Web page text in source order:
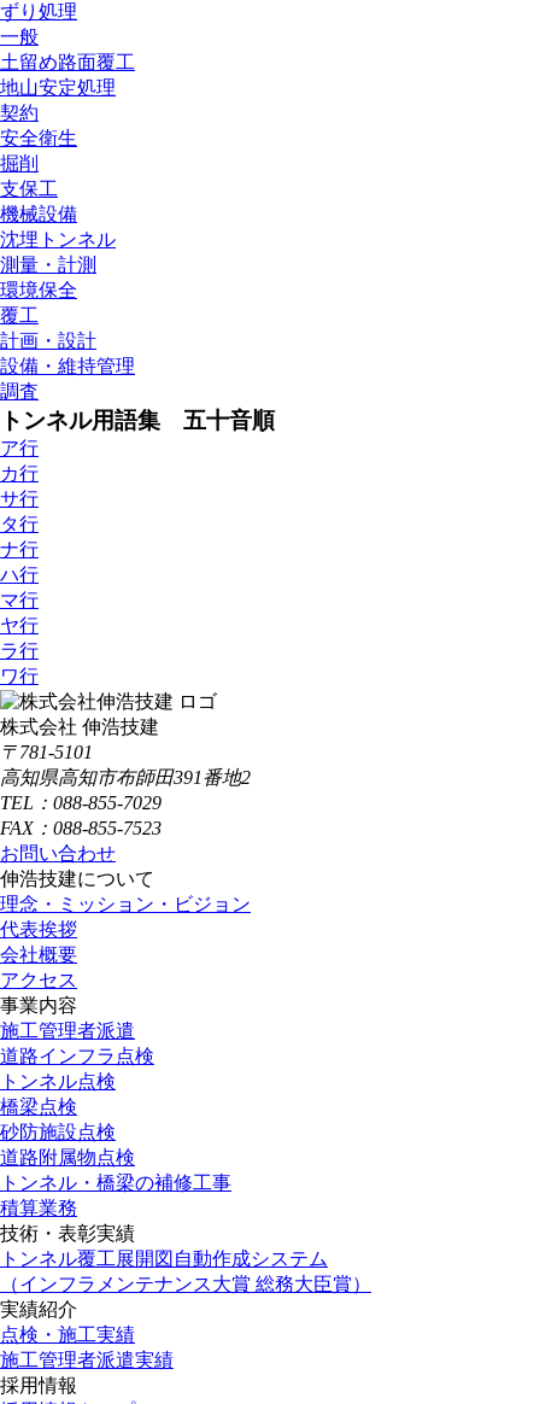
ずり処理
一般
土留め路面覆工
地山安定処理
契約
安全衛生
掘削
支保工
機械設備
沈埋トンネル
測量・計測
環境保全
覆工
計画・設計
設備・維持管理
調査
トンネル用語集 五十音順
ア行
カ行
サ行
タ行
ナ行
ハ行
マ行
ヤ行
ラ行
ワ行
株式会社 伸浩技建
〒781-5101
高知県高知市布師田391番地2
TEL：088-855-7029
FAX：088-855-7523
お問い合わせ
伸浩技建について
理念・ミッション・ビジョン
代表挨拶
会社概要
アクセス
事業内容
施工管理者派遣
道路インフラ点検
トンネル点検
橋梁点検
砂防施設点検
道路附属物点検
トンネル・橋梁の補修工事
積算業務
技術・表彰実績
トンネル覆工展開図自動作成システム
（インフラメンテナンス大賞 総務大臣賞）
実績紹介
点検・施工実績
施工管理者派遣実績
採用情報